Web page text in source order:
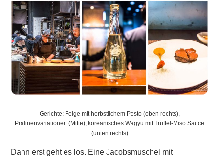
Gerichte: Feige mit herbstlichem Pesto (oben rechts),
Pralinenvariationen (Mitte), koreanisches Wagyu mit Trüffel-Miso Sauce
(unten rechts)
Dann erst geht es los. Eine Jacobsmuschel mit